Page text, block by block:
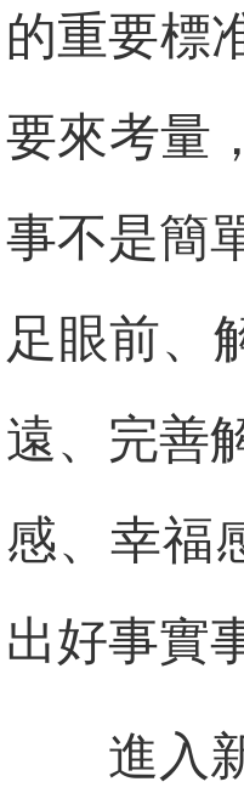
的重要標
要來考量
事不是簡
足眼前、
遠、完善
感、幸福
出好事實
進入